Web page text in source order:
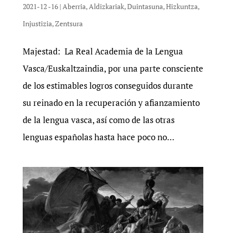
2021-12 -16| Aberria,Aldizkariak,Duintasuna,Hizkuntza,
Injustizia,Zentsura
Majestad: La Real Academia de la Lengua
Vasca/Euskaltzaindia, por una parte consciente
de los estimables logros conseguidos durante
su reinado en la recuperación y afianzamiento
de la lengua vasca, así como de las otras
lenguas españolas hasta hace poco no...